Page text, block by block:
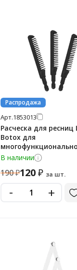
Распродажа
Арт.1853013
Расческа для ресниц
Botox для
инструмента, 10шт
В наличии
190₽120₽ за шт.
- +